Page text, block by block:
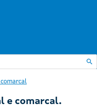
e comarcal.